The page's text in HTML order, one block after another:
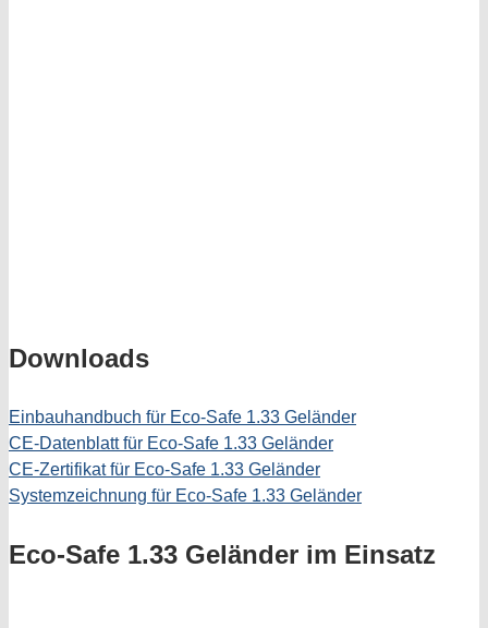
Downloads
Einbauhandbuch für Eco-Safe 1.33 Geländer
CE-Datenblatt für Eco-Safe 1.33 Geländer
CE-Zertifikat für Eco-Safe 1.33 Geländer
Systemzeichnung für Eco-Safe 1.33 Geländer
Eco-Safe 1.33 Geländer im Einsatz